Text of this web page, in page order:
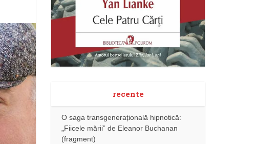
recente
O saga transgenerațională hipnotică:
„Fiicele mării” de Eleanor Buchanan
(fragment)